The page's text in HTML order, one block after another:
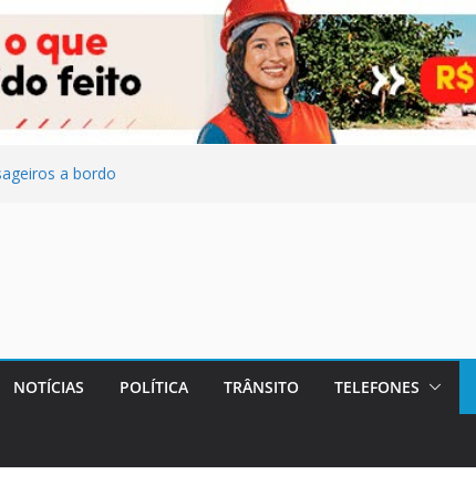
a bordo
para
decisão
marcam
NOTÍCIAS POLÍTICA TRÂNSITO TELEFONES